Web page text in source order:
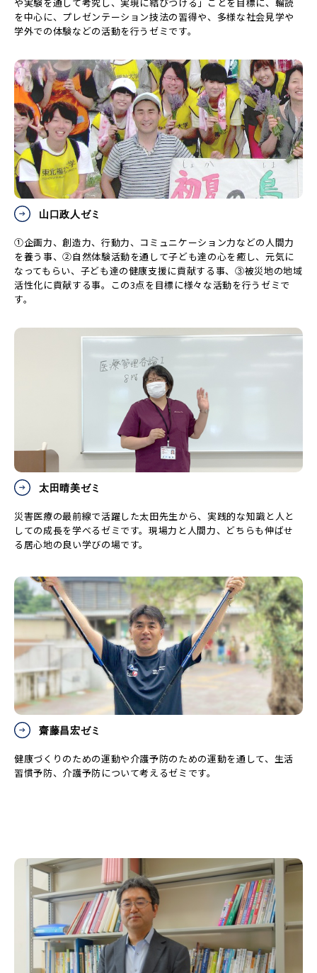
を中心に、プレゼンテーション技法の習得や、多様な社会見学や
学外での体験などの活動を行うゼミです。
山口政人ゼミ
①企画力、創造力、行動力、コミュニケーション力などの人間力
を養う事、②自然体験活動を通して子ども達の心を癒し、元気に
なってもらい、子ども達の健康支援に貢献する事、③被災地の地域
活性化に貢献する事。この3点を目標に様々な活動を行うゼミで
す。
太田晴美ゼミ
災害医療の最前線で活躍した太田先生から、実践的な知識と人と
しての成長を学べるゼミです。現場力と人間力、どちらも伸ばせ
る居心地の良い学びの場です。
齋藤昌宏ゼミ
健康づくりのための運動や介護予防のための運動を通して、生活
習慣予防、介護予防について考えるゼミです。